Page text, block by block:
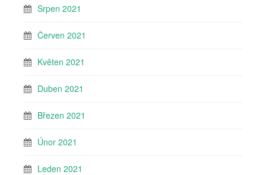
Srpen 2021
Červen 2021
Květen 2021
Duben 2021
Březen 2021
Únor 2021
Leden 2021